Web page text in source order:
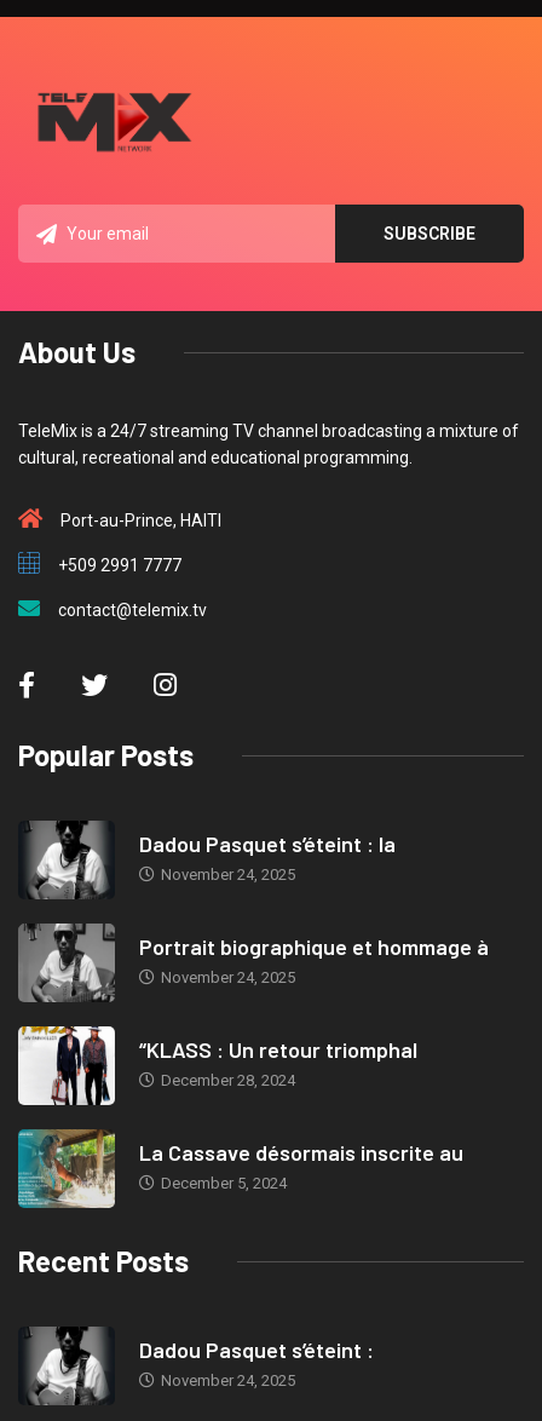
About Us
TeleMix is a 24/7 streaming TV channel broadcasting a mixture of
cultural, recreational and educational programming.
Port-au-Prince, HAITI
+509 2991 7777
contact@telemix.tv
Popular Posts
Dadou Pasquet s’éteint : la
November 24, 2025
Portrait biographique et hommage à
November 24, 2025
“KLASS : Un retour triomphal
December 28, 2024
La Cassave désormais inscrite au
December 5, 2024
Recent Posts
Dadou Pasquet s’éteint :
November 24, 2025